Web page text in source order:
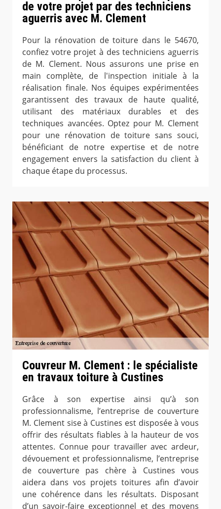
de votre projet par des techniciens
aguerris avec M. Clement
Pour la rénovation de toiture dans le 54670,
confiez votre projet à des techniciens aguerris
de M. Clement. Nous assurons une prise en
main complète, de l'inspection initiale à la
réalisation finale. Nos équipes expérimentées
garantissent des travaux de haute qualité,
utilisant des matériaux durables et des
techniques avancées. Optez pour M. Clement
pour une rénovation de toiture sans souci,
bénéficiant de notre expertise et de notre
engagement envers la satisfaction du client à
chaque étape du processus.
Couvreur M. Clement : le spécialiste
en travaux toiture à Custines
Grâce à son expertise ainsi qu’à son
professionnalisme, l’entreprise de couverture
M. Clement sise à Custines est disposée à vous
offrir des résultats fiables à la hauteur de vos
attentes. Connue pour travailler avec ardeur,
dévouement et professionnalisme, l’entreprise
de couverture pas chère à Custines vous
aidera dans vos projets toitures afin d’avoir
une cohérence dans les résultats. Disposant
d’un savoir-faire exceptionnel et des moyens